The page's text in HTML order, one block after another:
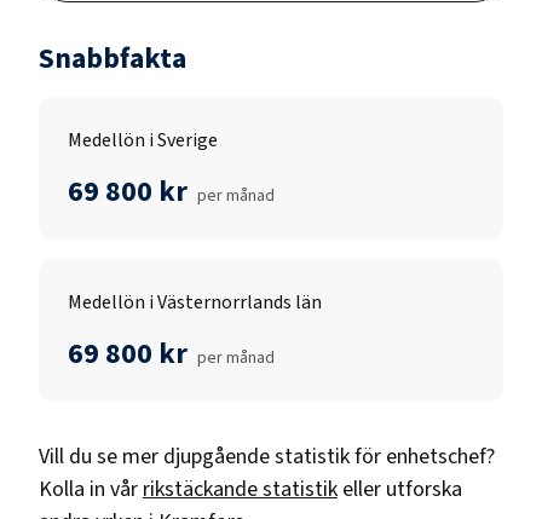
Snabbfakta
Medellön i Sverige
69 800 kr per månad
Medellön i Västernorrlands län
69 800 kr per månad
Vill du se mer djupgående statistik för enhetschef?
Kolla in vår rikstäckande statistik eller utforska